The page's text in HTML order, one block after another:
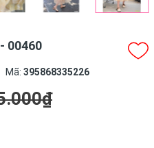
00460
Mã: 395868335226